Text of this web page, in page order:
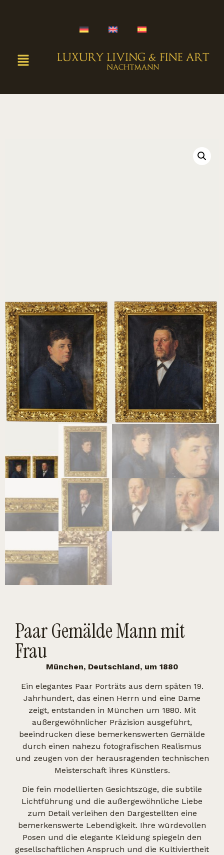
Paar Gemälde Mann mit
Frau
München, Deutschland, um 1880
Ein elegantes Paar Porträts aus dem späten 19.
Jahrhundert, das einen Herrn und eine Dame
zeigt, entstanden in München um 1880. Mit
außergewöhnlicher Präzision ausgeführt,
beeindrucken diese bemerkenswerten Gemälde
durch einen nahezu fotografischen Realismus
und zeugen von der herausragenden technischen
Meisterschaft ihres Künstlers.
Die fein modellierten Gesichtszüge, die subtile
Lichtführung und die außergewöhnliche Liebe
zum Detail verleihen den Dargestellten eine
bemerkenswerte Lebendigkeit. Ihre würdevollen
Posen und die elegante Kleidung spiegeln den
gesellschaftlichen Anspruch und die Kultiviertheit